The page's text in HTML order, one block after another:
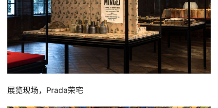
展览现场，Prada荣宅